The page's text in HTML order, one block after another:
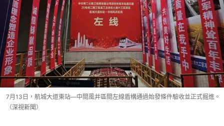
7月13日，航城大道東站—中間風井區間左線盾構通過始發條件驗收並正式掘進。
（深視新聞）